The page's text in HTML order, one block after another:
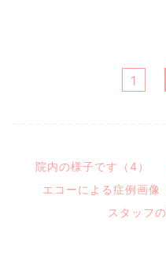
1
院内の様子です（4）
エコーによる症例画像
スタッフ